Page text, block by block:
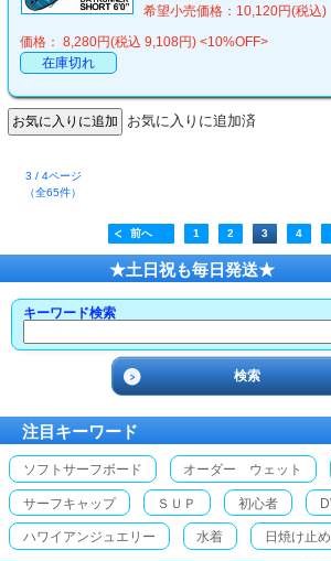
希望小売価格：10,120円(税込)
価格： 8,280円(税込 9,108円) <10%OFF>
在庫切れ
お気に入りに追加済
3 / 4ページ
（全65件）
前へ 1 2 3 4
★土日祝も毎日発送★
キーワード検索
注目キーワード
ソフトサーフボード オーダー ウェット
サーフキャップ ＳＵＰ 初心者
ハワイアンジュエリー 水着 日焼け止め